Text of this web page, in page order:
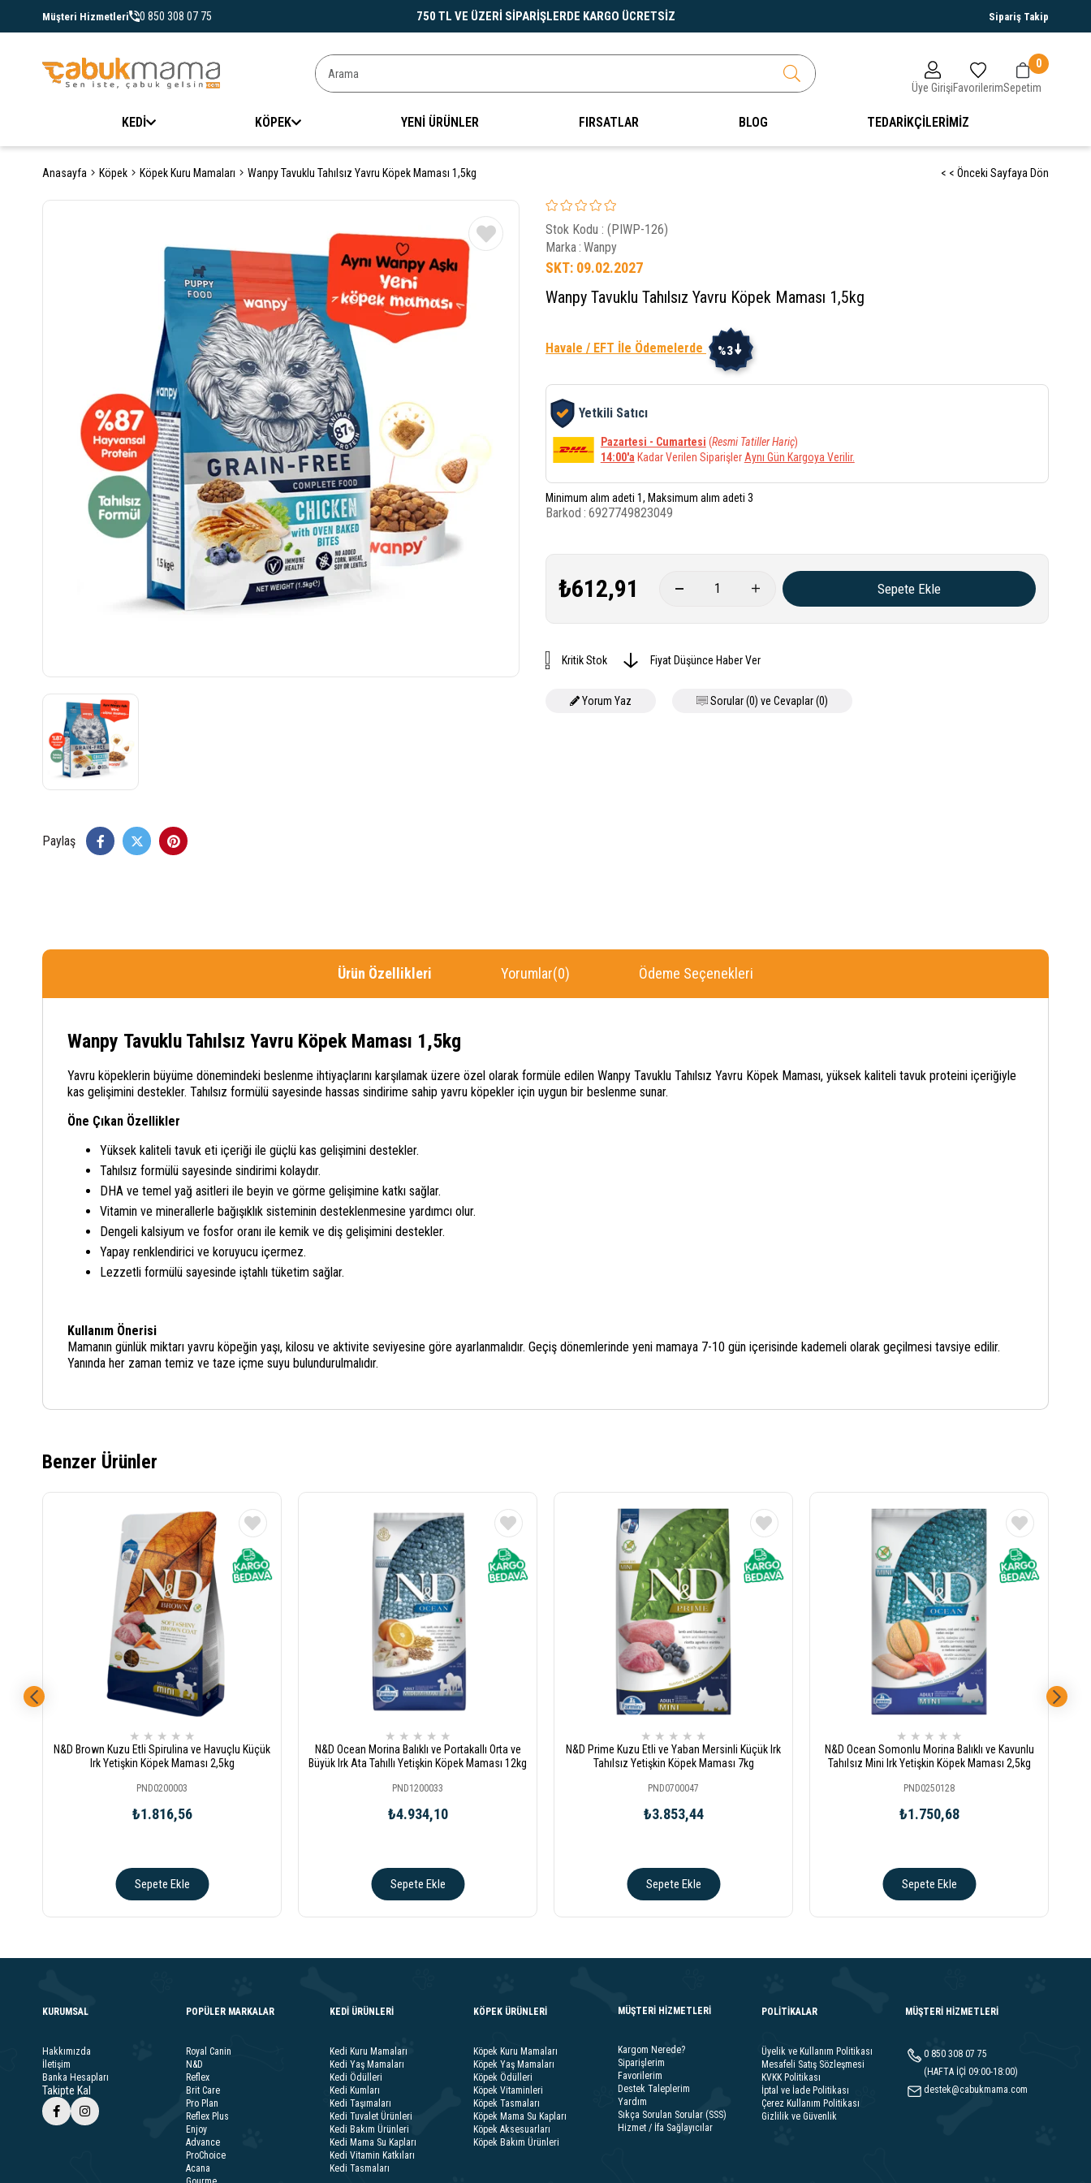
Müşteri Hizmetleri 0 850 308 07 75 750 TL VE ÜZERİ SİPARİŞLERDE KARGO ÜCRETSİZ Sipariş Takip
Üye GirişiFavorilerimSepetim
0
KEDİ KÖPEK YENİ ÜRÜNLER FIRSATLAR BLOG TEDARİKÇİLERİMİZ
Anasayfa Köpek Köpek Kuru Mamaları Wanpy Tavuklu Tahılsız Yavru Köpek Maması 1,5kg < < Önceki Sayfaya Dön
Paylaş
Stok Kodu
(PIWP-126)
Marka: Wanpy
SKT: 09.02.2027
Wanpy Tavuklu Tahılsız Yavru Köpek Maması 1,5kg
Havale / EFT İle Ödemelerde %3
Yetkili Satıcı
Pazartesi - Cumartesi (Resmi Tatiller Hariç)
14:00'a Kadar Verilen Siparişler Aynı Gün Kargoya Verilir.
Minimum alım adeti 1, Maksimum alım adeti 3
Barkod : 6927749823049
₺612,91
Kritik Stok Fiyat Düşünce Haber Ver
Yorum Yaz Sorular (0) ve Cevaplar (0)
Ürün Özellikleri Yorumlar(0) Ödeme Seçenekleri
Wanpy Tavuklu Tahılsız Yavru Köpek Maması 1,5kg
Yavru köpeklerin büyüme dönemindeki beslenme ihtiyaçlarını karşılamak üzere özel olarak formüle edilen Wanpy Tavuklu Tahılsız Yavru Köpek Maması, yüksek kaliteli tavuk proteini içeriğiyle
kas gelişimini destekler. Tahılsız formülü sayesinde hassas sindirime sahip yavru köpekler için uygun bir beslenme sunar.
Öne Çıkan Özellikler
Yüksek kaliteli tavuk eti içeriği ile güçlü kas gelişimini destekler.
Tahılsız formülü sayesinde sindirimi kolaydır.
DHA ve temel yağ asitleri ile beyin ve görme gelişimine katkı sağlar.
Vitamin ve minerallerle bağışıklık sisteminin desteklenmesine yardımcı olur.
Dengeli kalsiyum ve fosfor oranı ile kemik ve diş gelişimini destekler.
Yapay renklendirici ve koruyucu içermez.
Lezzetli formülü sayesinde iştahlı tüketim sağlar.
Kullanım Önerisi
Mamanın günlük miktarı yavru köpeğin yaşı, kilosu ve aktivite seviyesine göre ayarlanmalıdır. Geçiş dönemlerinde yeni mamaya 7-10 gün içerisinde kademeli olarak geçilmesi tavsiye edilir.
Yanında her zaman temiz ve taze içme suyu bulundurulmalıdır.
Benzer Ürünler
★ ★ ★ ★ ★
N&D Brown Kuzu Etli Spirulina ve Havuçlu Küçük
Irk Yetişkin Köpek Maması 2,5kg
PND0200003
₺1.816,56
Sepete Ekle
★ ★ ★ ★ ★
N&D Ocean Morina Balıklı ve Portakallı Orta ve
Büyük Irk Ata Tahıllı Yetişkin Köpek Maması 12kg
PND1200033
₺4.934,10
Sepete Ekle
★ ★ ★ ★ ★
N&D Prime Kuzu Etli ve Yaban Mersinli Küçük Irk
Tahılsız Yetişkin Köpek Maması 7kg
PND0700047
₺3.853,44
Sepete Ekle
★ ★ ★ ★ ★
N&D Ocean Somonlu Morina Balıklı ve Kavunlu
Tahılsız Mini Irk Yetişkin Köpek Maması 2,5kg
PND0250128
₺1.750,68
Sepete Ekle
KURUMSAL
Hakkımızda
İletişim
Banka Hesapları
Takipte Kal
POPÜLER MARKALAR
Royal Canin
N&D
Reflex
Brit Care
Pro Plan
Reflex Plus
Enjoy
Advance
ProChoice
Acana
KEDİ ÜRÜNLERİ
Kedi Kuru Mamaları
Kedi Yaş Mamaları
Kedi Ödülleri
Kedi Kumları
Kedi Taşımaları
Kedi Tuvalet Ürünleri
Kedi Bakım Ürünleri
Kedi Mama Su Kapları
Kedi Vitamin Katkıları
Kedi Tasmaları
KÖPEK ÜRÜNLERİ
Köpek Kuru Mamaları
Köpek Yaş Mamaları
Köpek Ödülleri
Köpek Vitaminleri
Köpek Tasmaları
Köpek Mama Su Kapları
Köpek Aksesuarları
Köpek Bakım Ürünleri
MÜŞTERİ HİZMETLERİ
Kargom Nerede?
Siparişlerim
Favorilerim
Destek Taleplerim
Yardım
Sıkça Sorulan Sorular (SSS)
Hizmet / İfa Sağlayıcılar
POLİTİKALAR
Üyelik ve Kullanım Politikası
Mesafeli Satış Sözleşmesi
KVKK Politikası
İptal ve İade Politikası
Çerez Kullanım Politikası
Gizlilik ve Güvenlik
MÜŞTERİ HİZMETLERİ
0 850 308 07 75
(HAFTA İÇİ 09:00-18:00)
destek@cabukmama.com